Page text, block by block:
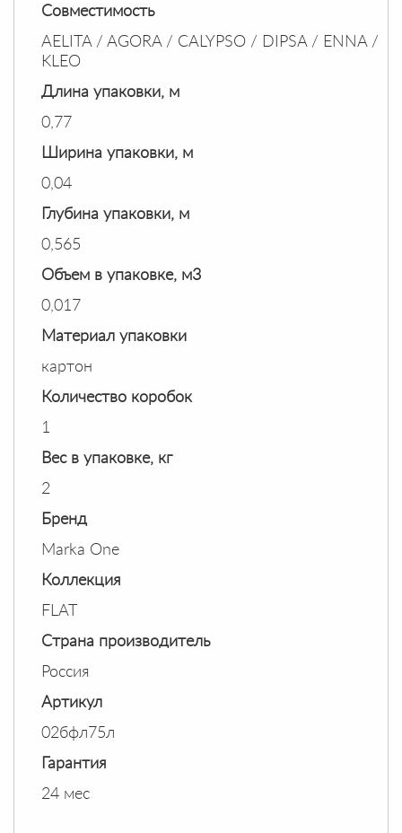
Совместимость
AELITA / AGORA / CALYPSO / DIPSA / ENNA /
KLEO
Длина упаковки, м
0,77
Ширина упаковки, м
0,04
Глубина упаковки, м
0,565
Объем в упаковке, м3
0,017
Материал упаковки
картон
Количество коробок
1
Вес в упаковке, кг
2
Бренд
Marka One
Коллекция
FLAT
Страна производитель
Россия
Артикул
02бфл75л
Гарантия
24 мес